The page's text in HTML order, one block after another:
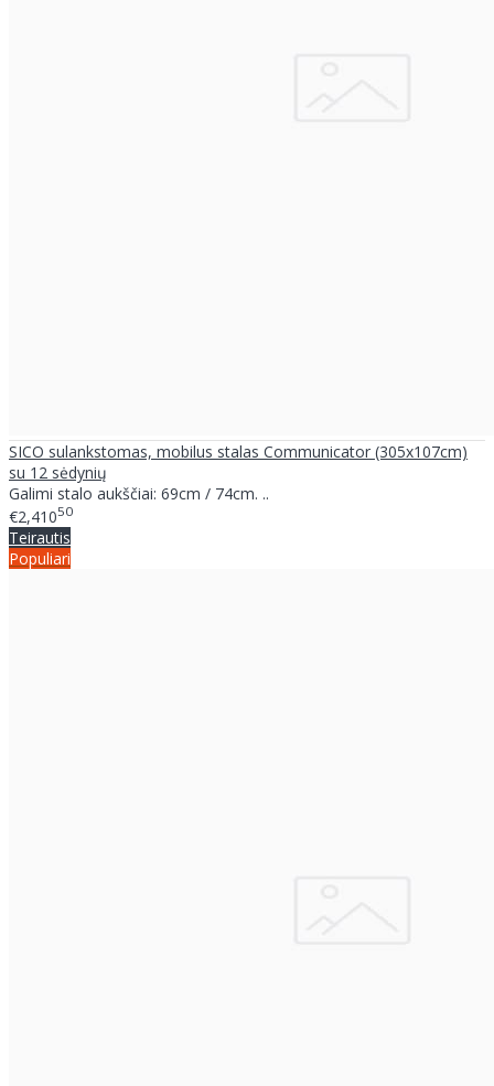
SICO sulankstomas, mobilus stalas Communicator (305x107cm)
su 12 sėdynių
Galimi stalo aukščiai: 69cm / 74cm. ..
€2,41050
Teirautis
Populiari